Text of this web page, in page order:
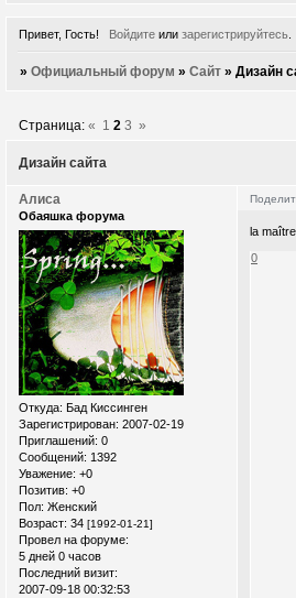
Привет, Гость! Войдитеили зарегистрируйтесь.
»Официальный форум »Сайт »Дизайн
Дизайн сайта
Страница:« 1 2 3 »
Алиса
Обаяшка форума
Откуда: Бад Киссинген
Зарегистрирован: 2007-02-19
Приглашений: 0
Сообщений: 1392
Уважение: +0
Позитив: +0
Пол: Женский
Возраст: 34 [1992-01-21]
Провел на форуме:
5 дней 0 часов
Последний визит:
2007-09-18 00:32:53
la
0